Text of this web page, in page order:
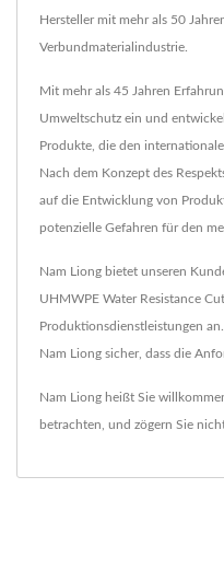
Hersteller mit mehr als 50
Verbundmaterialindustrie.
Mit mehr als 45 Jahren
Umweltschutz ein und
Produkte, die den
Nach dem Konzept des
auf die Entwicklung von
potenzielle Gefahren für den
Nam Liong bietet unseren
UHMWPE Water Resistance
Produktionsdienstleistungen
Nam Liong sicher, dass die
Nam Liong heißt Sie
betrachten, und zögern Sie